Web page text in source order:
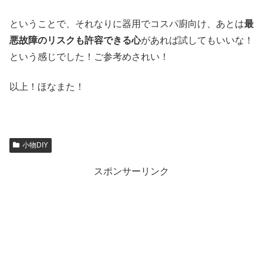
ということで、それなりに器用でコスパ廚向け、あとは最
悪故障のリスクも許容できる心があれば試してもいいな！
という感じでした！ご参考めされい！
以上！ほなまた！
小物DIY
スポンサーリンク